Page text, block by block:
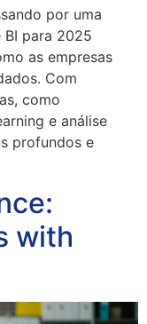
por uma
BI para 2025
as empresas
Com
como
e análise
profundos e
with